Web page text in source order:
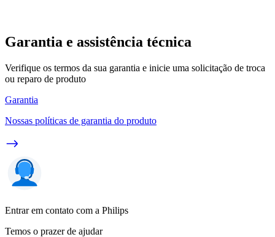
Garantia e assistência técnica
Verifique os termos da sua garantia e inicie uma solicitação de troca
ou reparo de produto
Garantia
Nossas políticas de garantia do produto
Entrar em contato com a Philips
Temos o prazer de ajudar